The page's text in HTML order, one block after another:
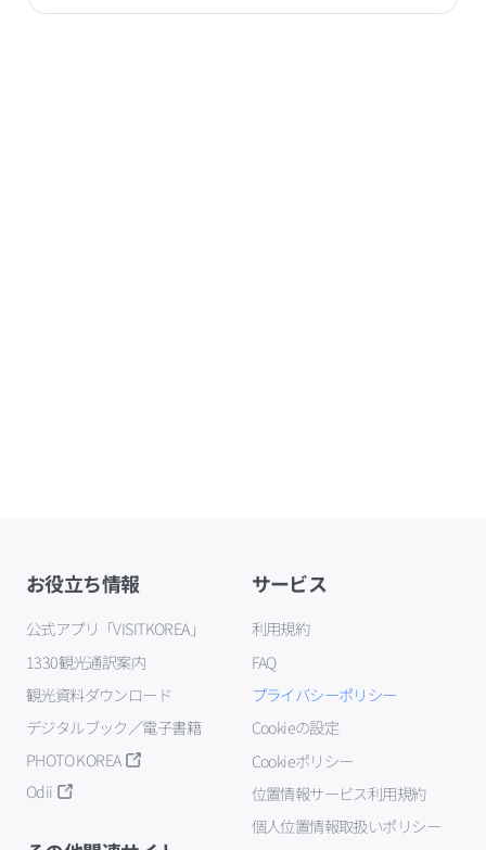
お役立ち情報
公式アプリ「VISITKOREA」
1330観光通訳案内
観光資料ダウンロード
デジタルブック／電子書籍
PHOTO KOREA
Odii
サービス
利用規約
FAQ
プライバシーポリシー
Cookieの設定
Cookieポリシー
位置情報サービス利用規約
個人位置情報取扱いポリシー